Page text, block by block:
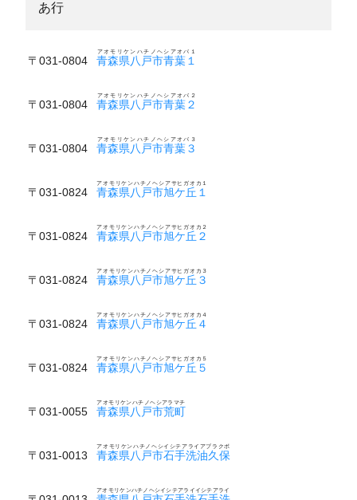
あ行
〒031-0804 青森県八戸市青葉１
アオモリケンハチノヘシアオバ１
〒031-0804 青森県八戸市青葉２
アオモリケンハチノヘシアオバ２
〒031-0804 青森県八戸市青葉３
アオモリケンハチノヘシアオバ３
〒031-0824 青森県八戸市旭ケ丘１
アオモリケンハチノヘシアサヒガオカ１
〒031-0824 青森県八戸市旭ケ丘２
アオモリケンハチノヘシアサヒガオカ２
〒031-0824 青森県八戸市旭ケ丘３
アオモリケンハチノヘシアサヒガオカ３
〒031-0824 青森県八戸市旭ケ丘４
アオモリケンハチノヘシアサヒガオカ４
〒031-0824 青森県八戸市旭ケ丘５
アオモリケンハチノヘシアサヒガオカ５
〒031-0055 青森県八戸市荒町
アオモリケンハチノヘシアラマチ
〒031-0013 青森県八戸市石手洗油久保
アオモリケンハチノヘシイシテアライアブラクボ
アオモリケンハチノヘシイシテアライイシテアライ